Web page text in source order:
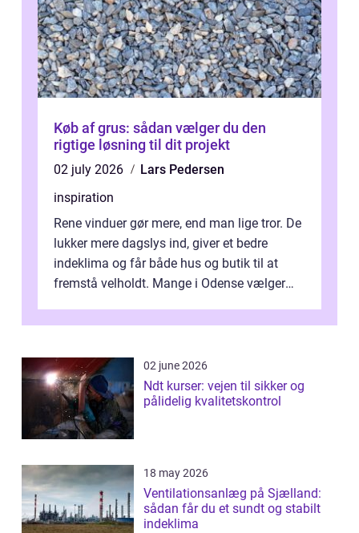
Køb af grus: sådan vælger du den
rigtige løsning til dit projekt
02 july 2026
Lars Pedersen
inspiration
Rene vinduer gør mere, end man lige tror. De
lukker mere dagslys ind, giver et bedre
indeklima og får både hus og butik til at
fremstå velholdt. Mange i Odense vælger
02 june 2026
Ndt kurser: vejen til sikker og
pålidelig kvalitetskontrol
18 may 2026
Ventilationsanlæg på Sjælland:
sådan får du et sundt og stabilt
indeklima